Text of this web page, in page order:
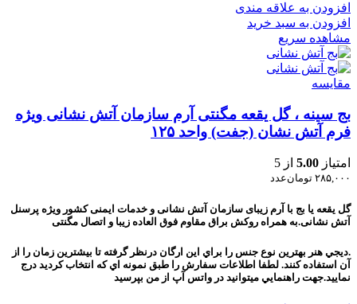
افزودن به علاقه مندی
افزودن به سبد خرید
مشاهده سریع
مقایسه
بج سینه ، گل یقعه مگنتی آرم سازمان آتش نشانی ویژه
فرم آتش نشان (جفت) واحد ۱۲۵
امتیاز 5.00 از 5
۲۸۵,۰۰۰ تومانعدد
گل یقعه یا بج با آرم زیبای سازمان آتش نشانی و خدمات ایمنی کشور ویژه پرسنل
آتش نشانی.به همراه روکش براق مقاوم فوق العاده زیبا و اتصال مگنتی
.ديجي هنر بهترين نوع جنس را براي اين ارگان درنظر گرفته تا بيشترين زمان را از
آن استفاده کنند. لطفا اطلاعات سفارش را طبق نمونه اي که انتخاب کرديد درج
نماييد.جهت راهنمايي ميتوانيد در واتس آپ از من بپرسيد